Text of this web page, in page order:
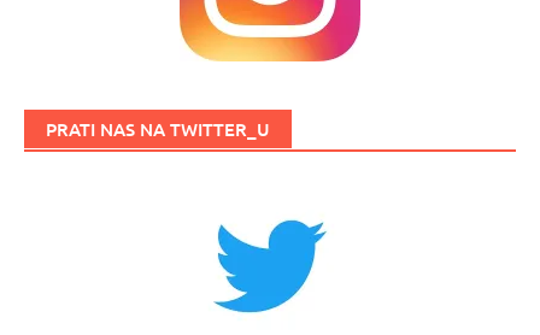
PRATI NAS NA TWITTER_U